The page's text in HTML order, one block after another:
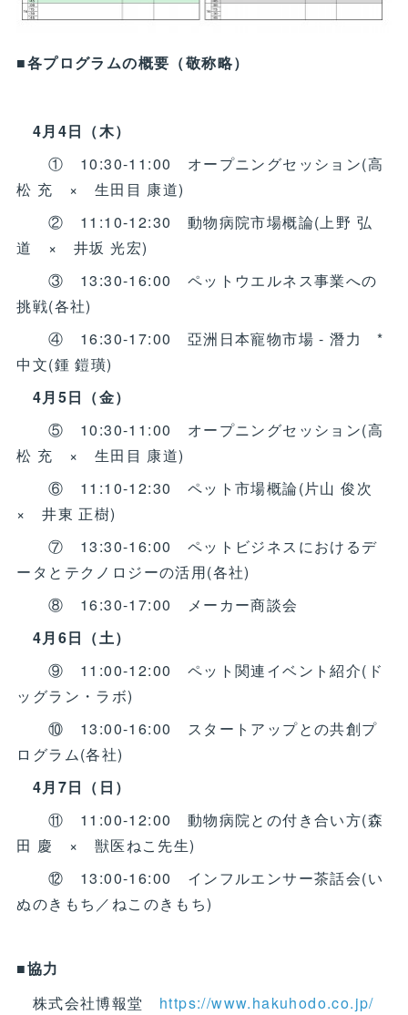
■各プログラムの概要（敬称略）
4月4日（木）
① 10:30-11:00 オープニングセッション(高
松 充 × 生田目 康道)
② 11:10-12:30 動物病院市場概論(上野 弘
道 × 井坂 光宏)
③ 13:30-16:00 ペットウエルネス事業への
挑戦(各社)
④ 16:30-17:00 亞洲日本寵物市場 - 潛力 *
中文(鍾 鎧璜)
4月5日（金）
⑤ 10:30-11:00 オープニングセッション(高
松 充 × 生田目 康道)
⑥ 11:10-12:30 ペット市場概論(片山 俊次
× 井東 正樹)
⑦ 13:30-16:00 ペットビジネスにおけるデ
ータとテクノロジーの活用(各社)
⑧ 16:30-17:00 メーカー商談会
4月6日（土）
⑨ 11:00-12:00 ペット関連イベント紹介(ド
ッグラン・ラボ)
⑩ 13:00-16:00 スタートアップとの共創プ
ログラム(各社)
4月7日（日）
⑪ 11:00-12:00 動物病院との付き合い方(森
田 慶 × 獣医ねこ先生)
⑫ 13:00-16:00 インフルエンサー茶話会(い
ぬのきもち／ねこのきもち)
■協力
株式会社博報堂 https://www.hakuhodo.co.jp/